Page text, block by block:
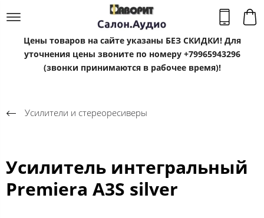
Цены товаров на сайте указаны БЕЗ СКИДКИ! Для
уточнения цены звоните по номеру +79965943296
(звонки принимаются в рабочее время)!
Усилители и стереоресиверы
Усилитель интегральный
Premiera A3S silver